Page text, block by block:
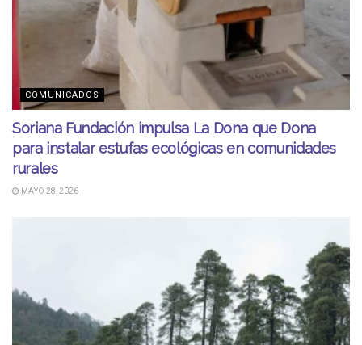
COMUNICADOS
Soriana Fundación impulsa La Dona que Dona
para instalar estufas ecológicas en comunidades
rurales
MAYO 28, 2026